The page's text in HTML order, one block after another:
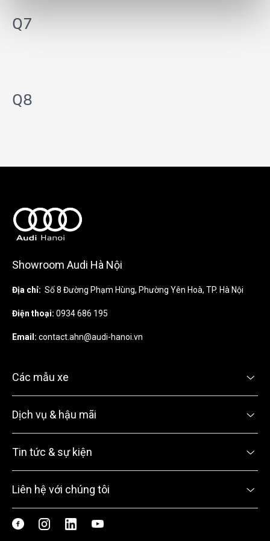
Q7
Q8
Showroom Audi Hà Nội
Địa chỉ: Số 8 Đường Phạm Hùng, Phường Yên Hoà, TP. Hà Nội
Điện thoại: 0934 686 195
Email: contact.ahn@audi-hanoi.vn
Các mẫu xe
Dịch vụ & hậu mãi
Tin tức & sự kiện
Liên hệ với chúng tôi